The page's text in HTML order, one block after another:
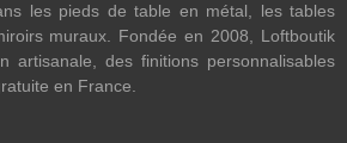
les pieds de table en métal, les tables
muraux. Fondée en 2008, Loftboutik
artisanale, des finitions personnalisables
en France.